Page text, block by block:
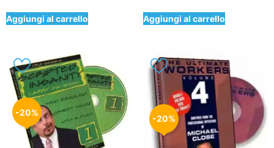
Aggiungi al carrello Aggiungi al carrello
-20%
-20%